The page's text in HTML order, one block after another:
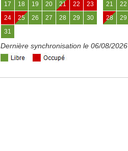
17 18 19 20 21 22 23
24 25 26 27 28 29 30
31
21 22
28 29
Dernière synchronisation le 06/08/2026